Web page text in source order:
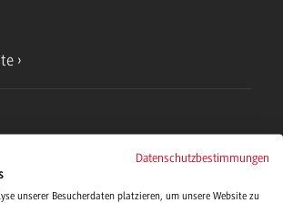
Datenschutzbestimmungen
unserer Besucherdaten platzieren, um unsere Website zu